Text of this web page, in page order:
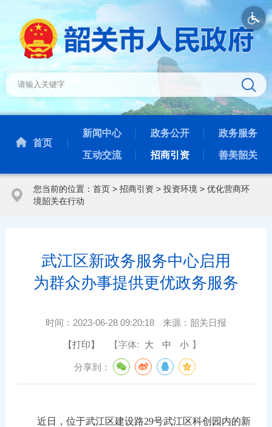
首页
新闻中心 政务公开 政务服务
互动交流 招商引资 善美韶关
您当前的位置： 首页> 招商引资 > 投资环境 > 优化营商环
境韶关在行动
武江区新政务服务中心启用
为群众办事提供更优政务服务
时间： 2023-06-28 09:20:18 来源： 韶关日报
【打印】 【字体: 大 中 小 】
分享到：
近日，位于武江区建设路29号武江区科创园内的新